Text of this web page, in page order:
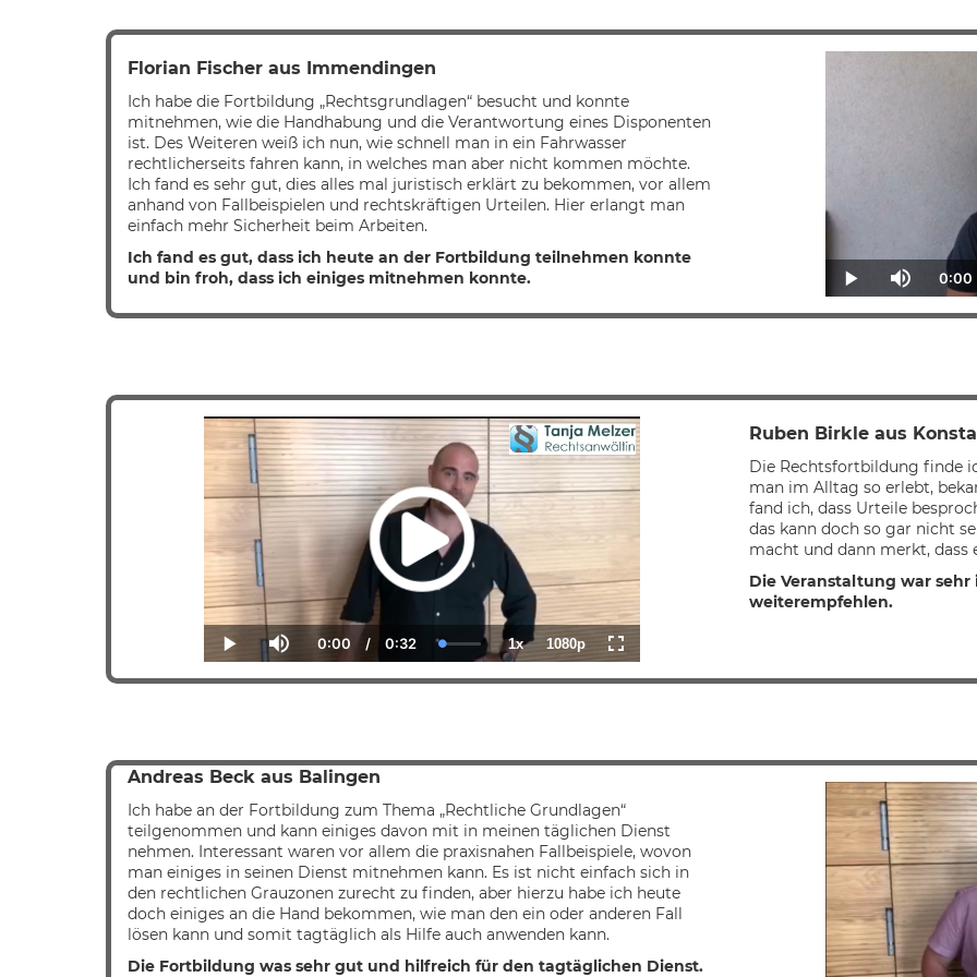
Florian Fischer aus Immendingen
Ich habe die Fortbildung „Rechtsgrundlagen“ besucht und konnte
mitnehmen, wie die Handhabung und die Verantwortung eines Disponenten
ist. Des Weiteren weiß ich nun, wie schnell man in ein Fahrwasser
rechtlicherseits fahren kann, in welches man aber nicht kommen möchte.
Ich fand es sehr gut, dies alles mal juristisch erklärt zu bekommen, vor allem
anhand von Fallbeispielen und rechtskräftigen Urteilen. Hier erlangt man
einfach mehr Sicherheit beim Arbeiten.
Ich fand es gut, dass ich heute an der Fortbildung teilnehmen konnte
und bin froh, dass ich einiges mitnehmen konnte.
Play Mute 0:00
Play Mute
Current
Time
0:00 / Duration
0:32 Loaded:
2.30%
1xPlayback
Rate
Quality
1080p Fullscreen
Ruben Birkle aus
Die Rechtsfortbildung finde
man im Alltag so erlebt,
fand ich, dass Urteile
das kann doch so gar nicht
macht und dann merkt, dass
Die Veranstaltung war
weiterempfehlen.
Andreas Beck aus Balingen
Ich habe an der Fortbildung zum Thema „Rechtliche Grundlagen“
teilgenommen und kann einiges davon mit in meinen täglichen Dienst
nehmen. Interessant waren vor allem die praxisnahen Fallbeispiele, wovon
man einiges in seinen Dienst mitnehmen kann. Es ist nicht einfach sich in
den rechtlichen Grauzonen zurecht zu finden, aber hierzu habe ich heute
doch einiges an die Hand bekommen, wie man den ein oder anderen Fall
lösen kann und somit tagtäglich als Hilfe auch anwenden kann.
Die Fortbildung was sehr gut und hilfreich für den tagtäglichen Dienst.